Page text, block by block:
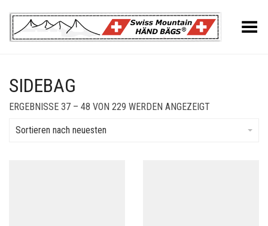
Toggle Menu
SIDEBAG
ERGEBNISSE 37 – 48 VON 229 WERDEN ANGEZEIGT
Sortieren nach neuesten